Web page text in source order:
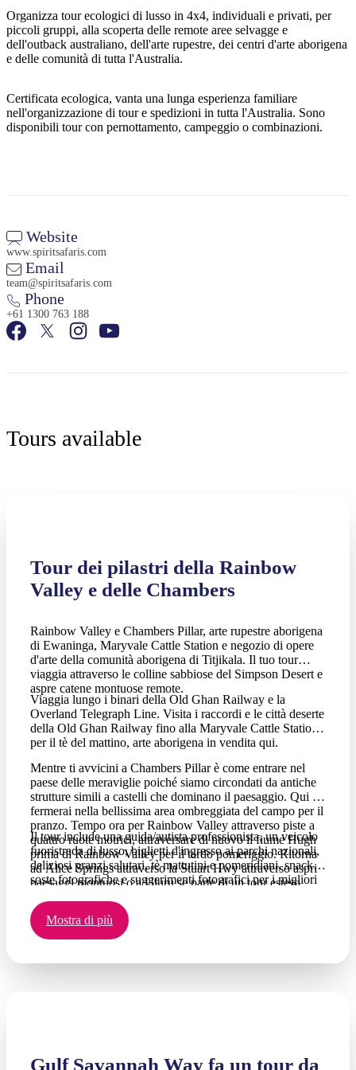
Cerca:
Organizza tour ecologici di lusso in 4x4, individuali e privati, per
piccoli gruppi, alla scoperta delle remote aree selvagge e
dell'outback australiano, dell'arte rupestre, dei centri d'arte aborigena
e delle comunità di tutta l'Australia.
Certificata ecologica, vanta una lunga esperienza familiare
nell'organizzazione di tour e spedizioni in tutta l'Australia. Sono
disponibili tour con pernottamento, campeggio o combinazioni.
Website
www.spiritsafaris.com
Email
team@spiritsafaris.com
Phone
+61 1300 763 188
Tours available
Tour dei pilastri della Rainbow
Valley e delle Chambers
Rainbow Valley e Chambers Pillar, arte rupestre aborigena
di Ewaninga, Maryvale Cattle Station e negozio di opere
d'arte della comunità aborigena di Titjikala. Il tuo tour
viaggia attraverso le colline sabbiose del Simpson Desert e
aspre catene montuose remote.
Viaggia lungo i binari della Old Ghan Railway e la
Overland Telegraph Line. Visita i raccordi e le città deserte
della Old Ghan Railway fino alla Maryvale Cattle Station
per il tè del mattino, arte aborigena in vendita qui.
Mentre ti avvicini a Chambers Pillar è come entrare nel
paese delle meraviglie poiché siamo circondati da antiche
strutture simili a castelli che dominano il paesaggio. Qui ti
fermerai nella bellissima area ombreggiata del campo per il
pranzo. Tempo ora per Rainbow Valley attraverso piste a
quattro ruote motrici, attraversare di nuovo il fiume Hugh
prima di Rainbow Valley per il tardo pomeriggio. Ritorna
ad Alice Springs attraverso la Stuart Hwy attraverso aspri
paesaggi montuosi o a Uluru se parte di un tour esteso.
Il tour include una guida/autista professionista, un veicolo
fuoristrada di lusso, biglietti d'ingresso ai parchi nazionali,
deliziosi pranzi salutari, tè mattutini e pomeridiani, snack,
soste fotografiche e suggerimenti fotografici per i migliori
di solito 2-6 persone, con un minimo di 2 passeggeri per la
partenza.
Mostra di più
Gulf Savannah Way fa un tour da